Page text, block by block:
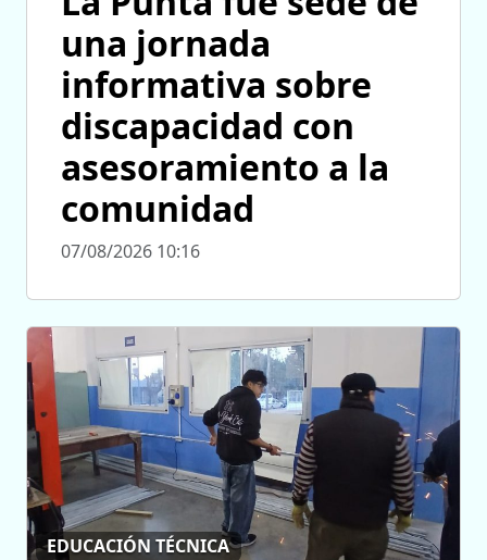
una jornada
informativa sobre
discapacidad con
asesoramiento a la
comunidad
07/08/2026 10:16
EDUCACIÓN TÉCNICA